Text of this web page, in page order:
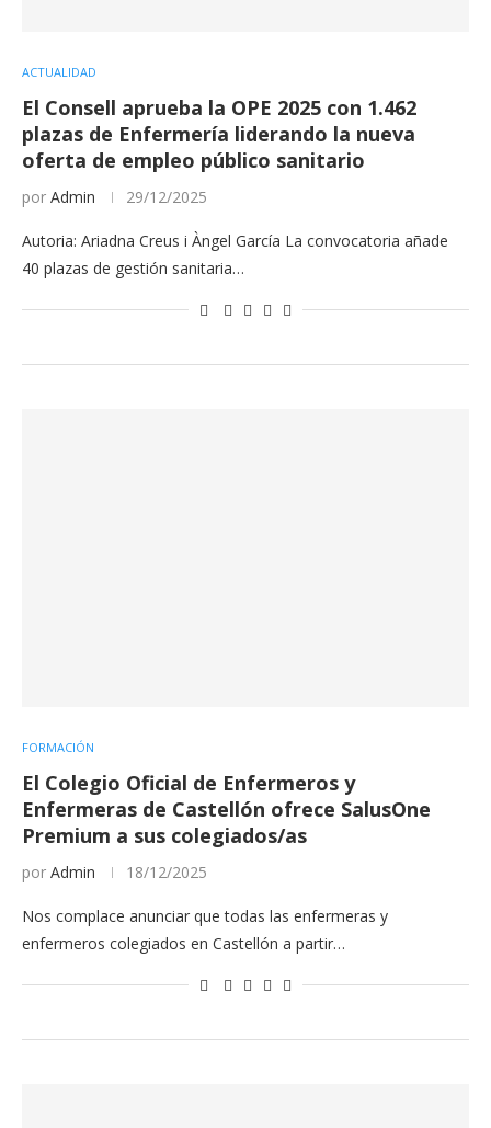
ACTUALIDAD
El Consell aprueba la OPE 2025 con 1.462
plazas de Enfermería liderando la nueva
oferta de empleo público sanitario
por Admin 29/12/2025
Autoria: Ariadna Creus i Àngel García La convocatoria añade
40 plazas de gestión sanitaria…
FORMACIÓN
El Colegio Oficial de Enfermeros y
Enfermeras de Castellón ofrece SalusOne
Premium a sus colegiados/as
por Admin 18/12/2025
Nos complace anunciar que todas las enfermeras y
enfermeros colegiados en Castellón a partir…